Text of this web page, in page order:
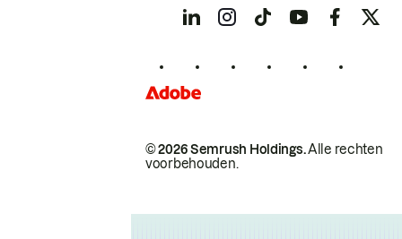
© 2026 Semrush Holdings.Alle rechten
voorbehouden.